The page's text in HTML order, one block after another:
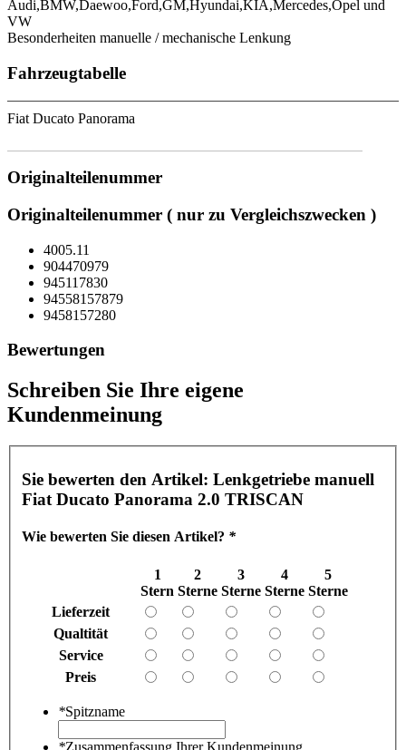
Audi,BMW,Daewoo,Ford,GM,Hyundai,KIA,Mercedes,Opel und
VW
Besonderheiten manuelle / mechanische Lenkung
Fahrzeugtabelle
Fiat Ducato Panorama
Originalteilenummer
Originalteilenummer ( nur zu Vergleichszwecken )
4005.11
904470979
945117830
94558157879
9458157280
Bewertungen
Schreiben Sie Ihre eigene
Kundenmeinung
Sie bewerten den Artikel: Lenkgetriebe manuell
Fiat Ducato Panorama 2.0 TRISCAN
Wie bewerten Sie diesen Artikel? *
1
Stern
2
Sterne
3
Sterne
4
Sterne
5
Sterne
Lieferzeit
Qualtität
Service
Preis
*Spitzname